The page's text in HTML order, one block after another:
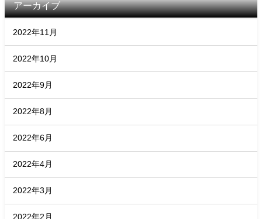
アーカイブ
2022年11月
2022年10月
2022年9月
2022年8月
2022年6月
2022年4月
2022年3月
2022年2月